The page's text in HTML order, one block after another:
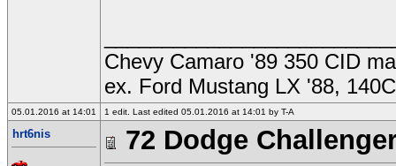
Chevy Camaro '89 350 CID
ex. Ford Mustang LX '88,
05.01.2016 at 14:01 1 edit. Last edited 05.01.2016 at 14:01 by T-A
hrt6nis
72 Dodge